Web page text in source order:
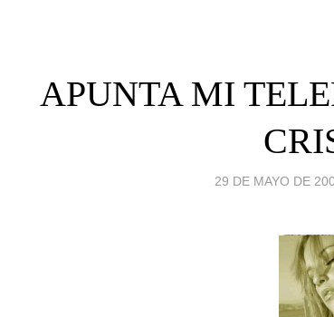
APUNTA MI
29 DE MAYO DE